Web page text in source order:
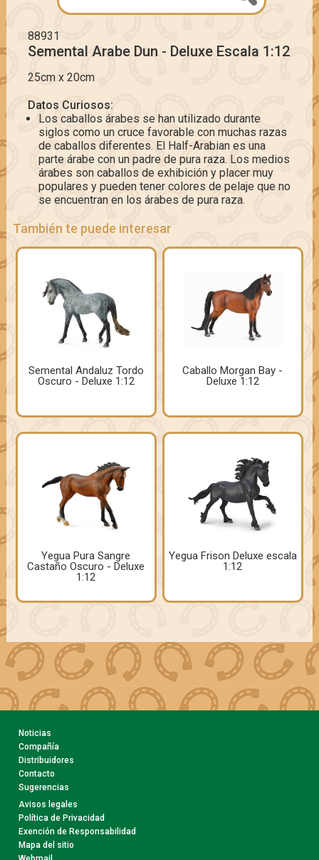
88931
Semental Arabe Dun - Deluxe Escala 1:12
25cm x 20cm
Datos Curiosos:
Los caballos árabes se han utilizado durante
siglos como un cruce favorable con muchas razas
de caballos diferentes. El Half-Arabian es una
parte árabe con un padre de pura raza. Los medios
árabes son caballos de exhibición y placer muy
populares y pueden tener colores de pelaje que no
se encuentran en los árabes de pura raza.
También te puede interesar
Semental Andaluz Tordo
Oscuro - Deluxe 1:12
Caballo Morgan Bay -
Deluxe 1:12
Yegua Pura Sangre
Castaño Oscuro - Deluxe
1:12
Yegua Frison Deluxe escala
1:12
Noticias
Compañía
Distribuidores
Contacto
Sugerencias
Avisos legales
Política de Privacidad
Exención de Responsabilidad
Mapa del sitio